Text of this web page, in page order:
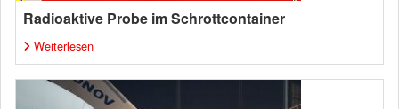
Radioaktive Probe im Schrottcontainer
Weiterlesen